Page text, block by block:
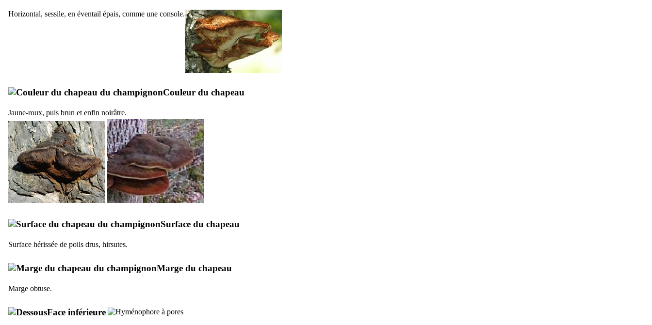
Horizontal, sessile, en éventail épais, comme une console.
Couleur du chapeau
Jaune-roux, puis brun et enfin noirâtre.
Surface du chapeau
Surface hérissée de poils drus, hirsutes.
Marge du chapeau
Marge obtuse.
Face inférieure